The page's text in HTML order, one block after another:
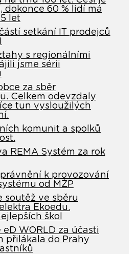
dokonce 60 % lidí má
let
setkání IT prodejců
s regionálními
jsme sérii
za sběr
Celkem odevzdaly
tun vysloužilých
komunit a spolků
REMA Systém za rok
k provozování
od MŽP
soutěž ve sběru
Ekoedu.
škol
eD WORLD za účasti
přilákala do Prahy